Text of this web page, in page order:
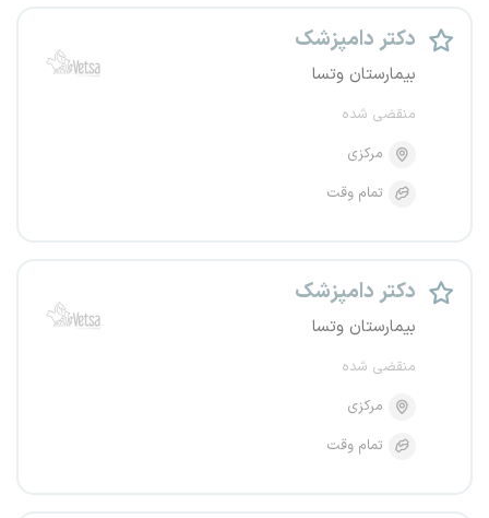
دکتر دامپزشک
بیمارستان وتسا
منقضی شده
مرکزی
تمام وقت
دکتر دامپزشک
بیمارستان وتسا
منقضی شده
مرکزی
تمام وقت